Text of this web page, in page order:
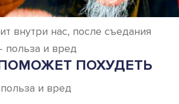
внутри нас, после съедания
польза и вред
ПОМОЖЕТ ПОХУДЕТЬ